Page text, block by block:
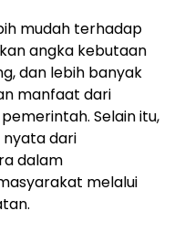
mudah terhadap
angka kebutaan
dan lebih banyak
manfaat dari
Selain itu,
nyata dari
dalam
melalui